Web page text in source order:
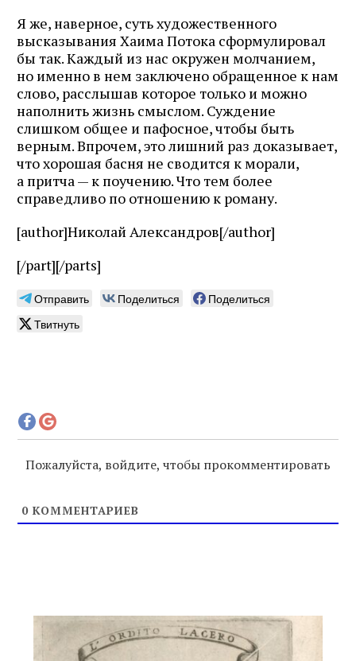
Я же, наверное, суть художественного
высказывания Хаима Потока сформулировал
бы так. Каждый из нас окружен молчанием,
но именно в нем заключено обращенное к нам
слово, расслышав которое только и можно
наполнить жизнь смыслом. Суждение
слишком общее и пафосное, чтобы быть
верным. Впрочем, это лишний раз доказывает,
что хорошая басня не сводится к морали,
а притча — к поучению. Что тем более
справедливо по отношению к роману.
[author]Николай Александров[/author]
[/part][/parts]
Отправить Поделиться
Поделиться
Твитнуть
Пожалуйста, войдите, чтобы прокомментировать
0 КОММЕНТАРИЕВ